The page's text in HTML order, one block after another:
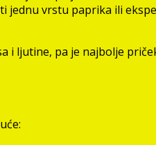
jednu vrstu paprika ili
i ljutine, pa je najbolje